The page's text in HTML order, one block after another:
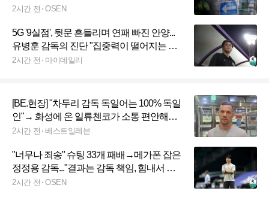
2시간 전 OSEN
5G '9실점', 뒷문 흔들리며 연패 빠진 안양...
유병훈 감독의 진단 "집중력이 떨어지는 모
습, 더 개선해야 한다" [MD현장]
2시간 전 마이데일리
[BE.현장] "차두리 감독 독일어는 100% 독일
인"→ 화성에 온 일류첸코가 소통 편안해진
이유… "수원 삼성에서 시간이 다 됐다는 걸
2시간 전 베스트일레븐
"너무나 죄송" 슈팅 33개 패배→메가폰 잡은
정정용 감독..."결과는 감독 책임, 힘내서 다
시 도전하겠다"[현장 인터뷰]
2시간 전 OSEN